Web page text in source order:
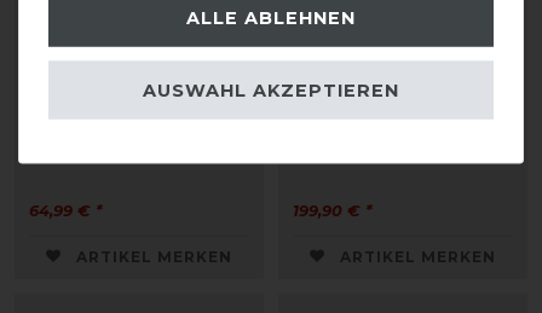
64,99 € *
ARTIKEL MERKEN
199,90 € *
ARTIKEL MERKEN
ALLE ABLEHNEN
AUSWAHL AKZEPTIEREN